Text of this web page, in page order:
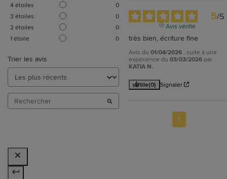
4étoiles
0
3 étoiles
0
2 étoiles
0
1 étoile 0
Trier les avis
5/5
Avis vérifié
très bien, écriture fine
Avis du01/04/2026 , suite à une
expérience du03/03/2026 par
KATIA N.
Utile(0) Signaler
1